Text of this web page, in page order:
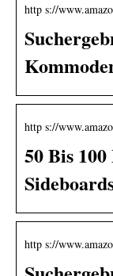
http s://
http s://
50 Bis
http s://